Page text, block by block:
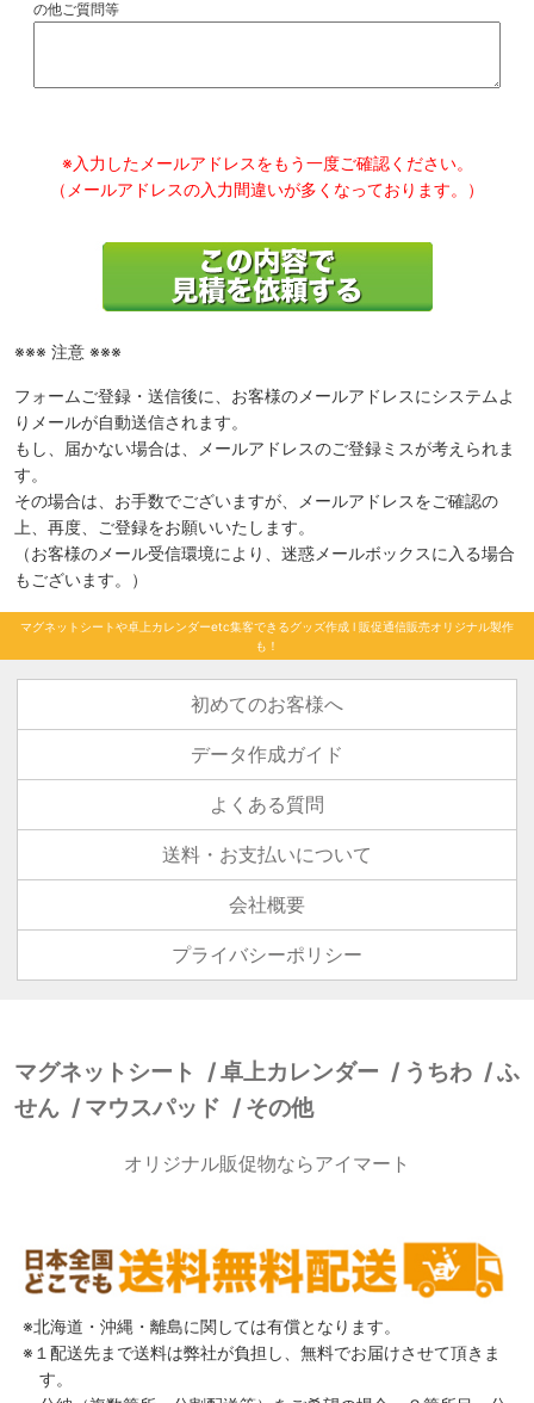
の他ご質問等
※入力したメールアドレスをもう一度ご確認ください。
（メールアドレスの入力間違いが多くなっております。）
※※※ 注意 ※※※
フォームご登録・送信後に、お客様のメールアドレスにシステムよ
りメールが自動送信されます。
もし、届かない場合は、メールアドレスのご登録ミスが考えられま
す。
その場合は、お手数でございますが、メールアドレスをご確認の
上、再度、ご登録をお願いいたします。
（お客様のメール受信環境により、迷惑メールボックスに入る場合
もございます。）
マグネットシートや卓上カレンダーetc集客できるグッズ作成 l 販促通信販売オリジナル製作
も！
初めてのお客様へ
データ作成ガイド
よくある質問
送料・お支払いについて
会社概要
プライバシーポリシー
マグネットシート 卓上カレンダー うちわ
ふ
せん
マウスパッド その他
オリジナル販促物ならアイマート
北海道・沖縄・離島に関しては有償となります。
１配送先まで送料は弊社が負担し、無料でお届けさせて頂きま
す。